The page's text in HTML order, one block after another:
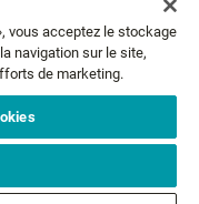
vous acceptez le stockage
navigation sur le site,
de marketing.